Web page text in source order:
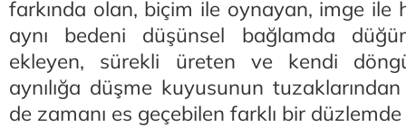
farkında olan, biçim ile oynayan, imge ile
aynı bedeni düşünsel bağlamda
ekleyen, sürekli üreten ve kendi
aynılığa düşme kuyusunun
de zamanı es geçebilen farklı bir düzlemde